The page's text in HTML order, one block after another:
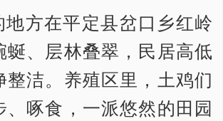
地方在平定县岔口乡红岭
蜒、层林叠翠，民居高低
整洁。养殖区里，土鸡们
、啄食，一派悠然的田园